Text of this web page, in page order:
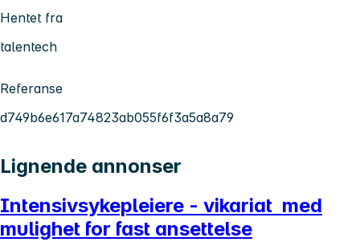
Hentet fra
talentech
Referanse
d749b6e617a74823ab055f6f3a5a8a79
Lignende annonser
Intensivsykepleiere - vikariat med
mulighet for fast ansettelse